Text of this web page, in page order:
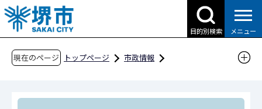
こ
の
ペ
目的別検索 メニュー
現在のページ トップページ
市政情報
報道提供資料
過去の報道提供資料